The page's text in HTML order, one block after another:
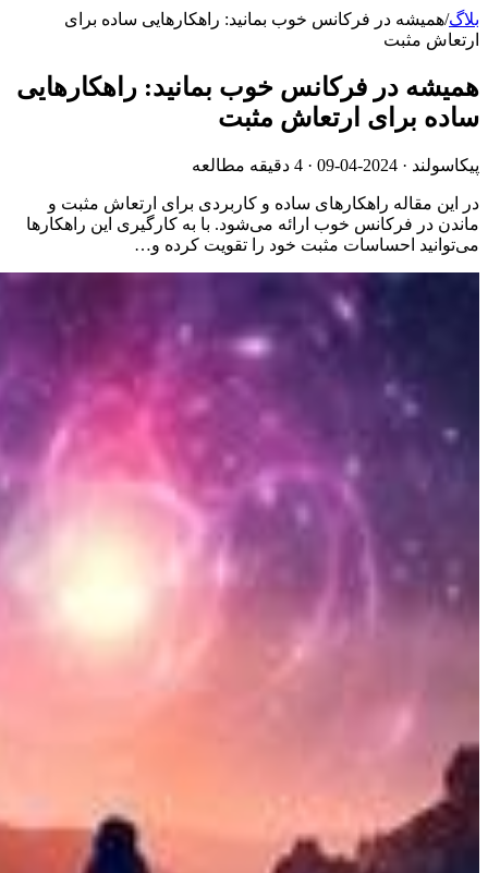
بلاگ/همیشه در فرکانس خوب بمانید: راهکارهایی ساده برای
ارتعاش مثبت
همیشه در فرکانس خوب بمانید: راهکارهایی
ساده برای ارتعاش مثبت
پیکاسولند · 2024-04-09 · 4 دقیقه مطالعه
در این مقاله راهکارهای ساده و کاربردی برای ارتعاش مثبت و
ماندن در فرکانس خوب ارائه می‌شود. با به کارگیری این راهکارها
می‌توانید احساسات مثبت خود را تقویت کرده و…